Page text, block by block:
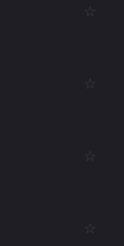
☆
☆
☆
☆